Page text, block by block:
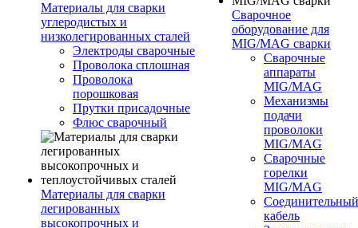
Материалы для сварки
углеродистых и
низколегированных сталей
Электроды сварочные
Проволока сплошная
Проволока
порошковая
Прутки присадочные
Флюс сварочный
Материалы для сварки
легированных
высокопрочных и
Сварочное
оборудование для
MIG/MAG сварки
Сварочные
аппараты
MIG/MAG
Механизмы
подачи
проволоки
MIG/MAG
Сварочные
горелки
MIG/MAG
Соединительный
кабель